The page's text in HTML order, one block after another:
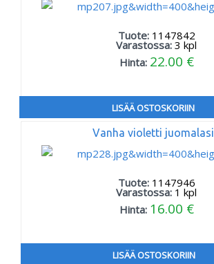
Tuote: 1147842
Varastossa:3 kpl
Hinta: 22.00 €
LISÄÄ OSTOSKORIIN
Vanha violetti juomalasi
Tuote: 1147946
Varastossa: 1 kpl
Hinta: 16.00 €
LISÄÄ OSTOSKORIIN